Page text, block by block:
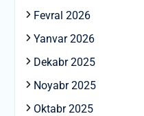
Fevral 2026
Yanvar 2026
Dekabr 2025
Noyabr 2025
Oktabr 2025